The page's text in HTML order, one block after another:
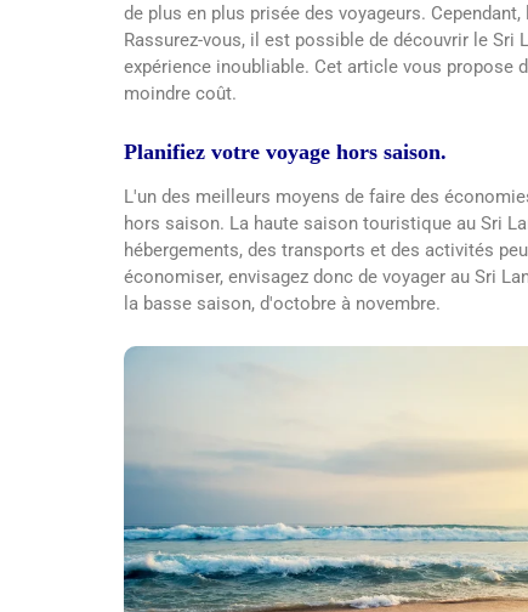
de plus en plus prisée des voyageurs.
Rassurez-vous, il est possible de découvrir le Sri
expérience inoubliable. Cet article vous propose
moindre coût.
Planifiez votre voyage hors saison.
L'un des meilleurs moyens de faire des
hors saison. La haute saison touristique au Sri
hébergements, des transports et des activités
économiser, envisagez donc de voyager au Sri
la basse saison, d'octobre à novembre.